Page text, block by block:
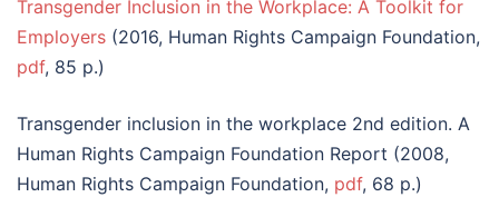
Transgender Inclusion in the Workplace: A Toolkit for
Employers (2016, Human Rights Campaign Foundation,
pdf, 85 p.)
Transgender inclusion in the workplace 2nd edition. A
Human Rights Campaign Foundation Report (2008,
Human Rights Campaign Foundation, pdf, 68 p.)